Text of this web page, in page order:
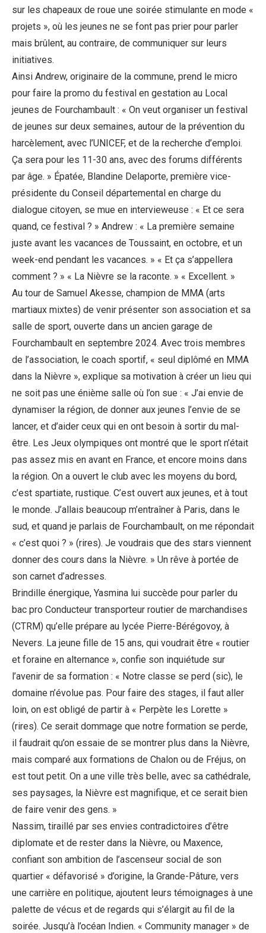
sur les chapeaux de roue une soirée stimulante en mode «
projets », où les jeunes ne se font pas prier pour parler
mais brûlent, au contraire, de communiquer sur leurs
initiatives.
Ainsi Andrew, originaire de la commune, prend le micro
pour faire la promo du festival en gestation au Local
jeunes de Fourchambault : « On veut organiser un festival
de jeunes sur deux semaines, autour de la prévention du
harcèlement, avec l’UNICEF, et de la recherche d’emploi.
Ça sera pour les 11-30 ans, avec des forums différents
par âge. » Épatée, Blandine Delaporte, première vice-
présidente du Conseil départemental en charge du
dialogue citoyen, se mue en intervieweuse : « Et ce sera
quand, ce festival ? » Andrew : « La première semaine
juste avant les vacances de Toussaint, en octobre, et un
week-end pendant les vacances. » « Et ça s’appellera
comment ? » « La Nièvre se la raconte. » « Excellent. »
Au tour de Samuel Akesse, champion de MMA (arts
martiaux mixtes) de venir présenter son association et sa
salle de sport, ouverte dans un ancien garage de
Fourchambault en septembre 2024. Avec trois membres
de l’association, le coach sportif, « seul diplômé en MMA
dans la Nièvre », explique sa motivation à créer un lieu qui
ne soit pas une énième salle où l’on sue : « J’ai envie de
dynamiser la région, de donner aux jeunes l’envie de se
lancer, et d’aider ceux qui en ont besoin à sortir du mal-
être. Les Jeux olympiques ont montré que le sport n’était
pas assez mis en avant en France, et encore moins dans
la région. On a ouvert le club avec les moyens du bord,
c’est spartiate, rustique. C’est ouvert aux jeunes, et à tout
le monde. J’allais beaucoup m’entraîner à Paris, dans le
sud, et quand je parlais de Fourchambault, on me répondait
« c’est quoi ? » (rires). Je voudrais que des stars viennent
donner des cours dans la Nièvre. » Un rêve à portée de
son carnet d’adresses.
Brindille énergique, Yasmina lui succède pour parler du
bac pro Conducteur transporteur routier de marchandises
(CTRM) qu’elle prépare au lycée Pierre-Bérégovoy, à
Nevers. La jeune fille de 15 ans, qui voudrait être « routier
et foraine en alternance », confie son inquiétude sur
l’avenir de sa formation : « Notre classe se perd (sic), le
domaine n’évolue pas. Pour faire des stages, il faut aller
loin, on est obligé de partir à « Perpète les Lorette »
(rires). Ce serait dommage que notre formation se perde,
il faudrait qu’on essaie de se montrer plus dans la Nièvre,
mais comparé aux formations de Chalon ou de Fréjus, on
est tout petit. On a une ville très belle, avec sa cathédrale,
ses paysages, la Nièvre est magnifique, et ce serait bien
de faire venir des gens. »
Nassim, tiraillé par ses envies contradictoires d’être
diplomate et de rester dans la Nièvre, ou Maxence,
confiant son ambition de l’ascenseur social de son
quartier « défavorisé » d’origine, la Grande-Pâture, vers
une carrière en politique, ajoutent leurs témoignages à une
palette de vécus et de regards qui s’élargit au fil de la
soirée. Jusqu’à l’océan Indien. « Community manager » de